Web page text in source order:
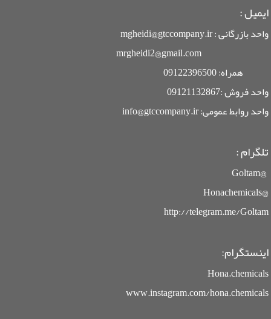
ایمیل:
واحد بازرگانی : mgheidi@gtccompany.ir
mrgheidi2@gmail.com
همراه: 09122396500
واحد فروش :09121132867
واحد روابط عمومی: info@gtccompany.ir
تلگرام :
@Goltam
@Honachemicals
http://telegram.me/Goltam
اینستگرام:
Hona.chemicals
www.instagram.com/hona.chemicals